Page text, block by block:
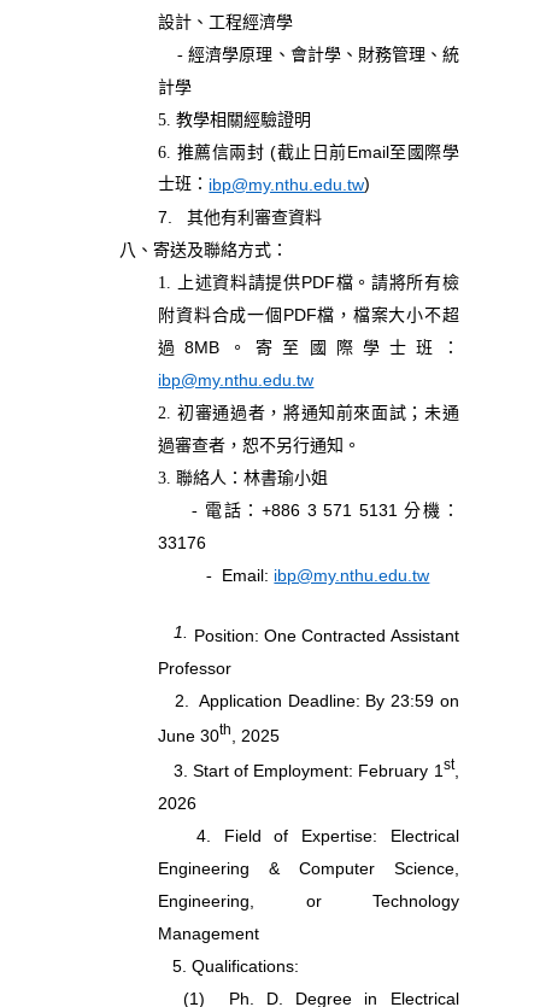
設計、工程經濟學
- 經濟學原理、會計學、財務管理、統
計學
5. 教學相關經驗證明
6. 推薦信兩封 (截止日前Email至國際學
士班： ibp@my.nthu.edu.tw)
7.
其他有利審查資料
八、寄送及聯絡方式：
1. 上述資料請提供PDF檔。請將所有檢
附資料合成一個 PDF檔，檔案大小不超
過8MB 。寄至國際學士班：
ibp@my.nthu.edu.tw
2. 初審通過者，將通知前來面試；未通
過審查者，恕不另行通知。
3. 聯絡人：林書瑜小姐
- 電話： +886 3 571 5131分機：
33176
- Email: ibp@my.nthu.edu.tw
1. Position: One Contracted Assistant
Professor
2. Application Deadline: By 23:59 on
June 30th, 2025
3. Start of Employment: February 1st,
2026
4. Field of Expertise: Electrical
Engineering & Computer Science,
Engineering, or Technology
Management
5. Qualifications:
(1)
Ph. D. Degree in Electrical